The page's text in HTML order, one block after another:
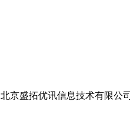
北京盛拓优讯信息技术有限公